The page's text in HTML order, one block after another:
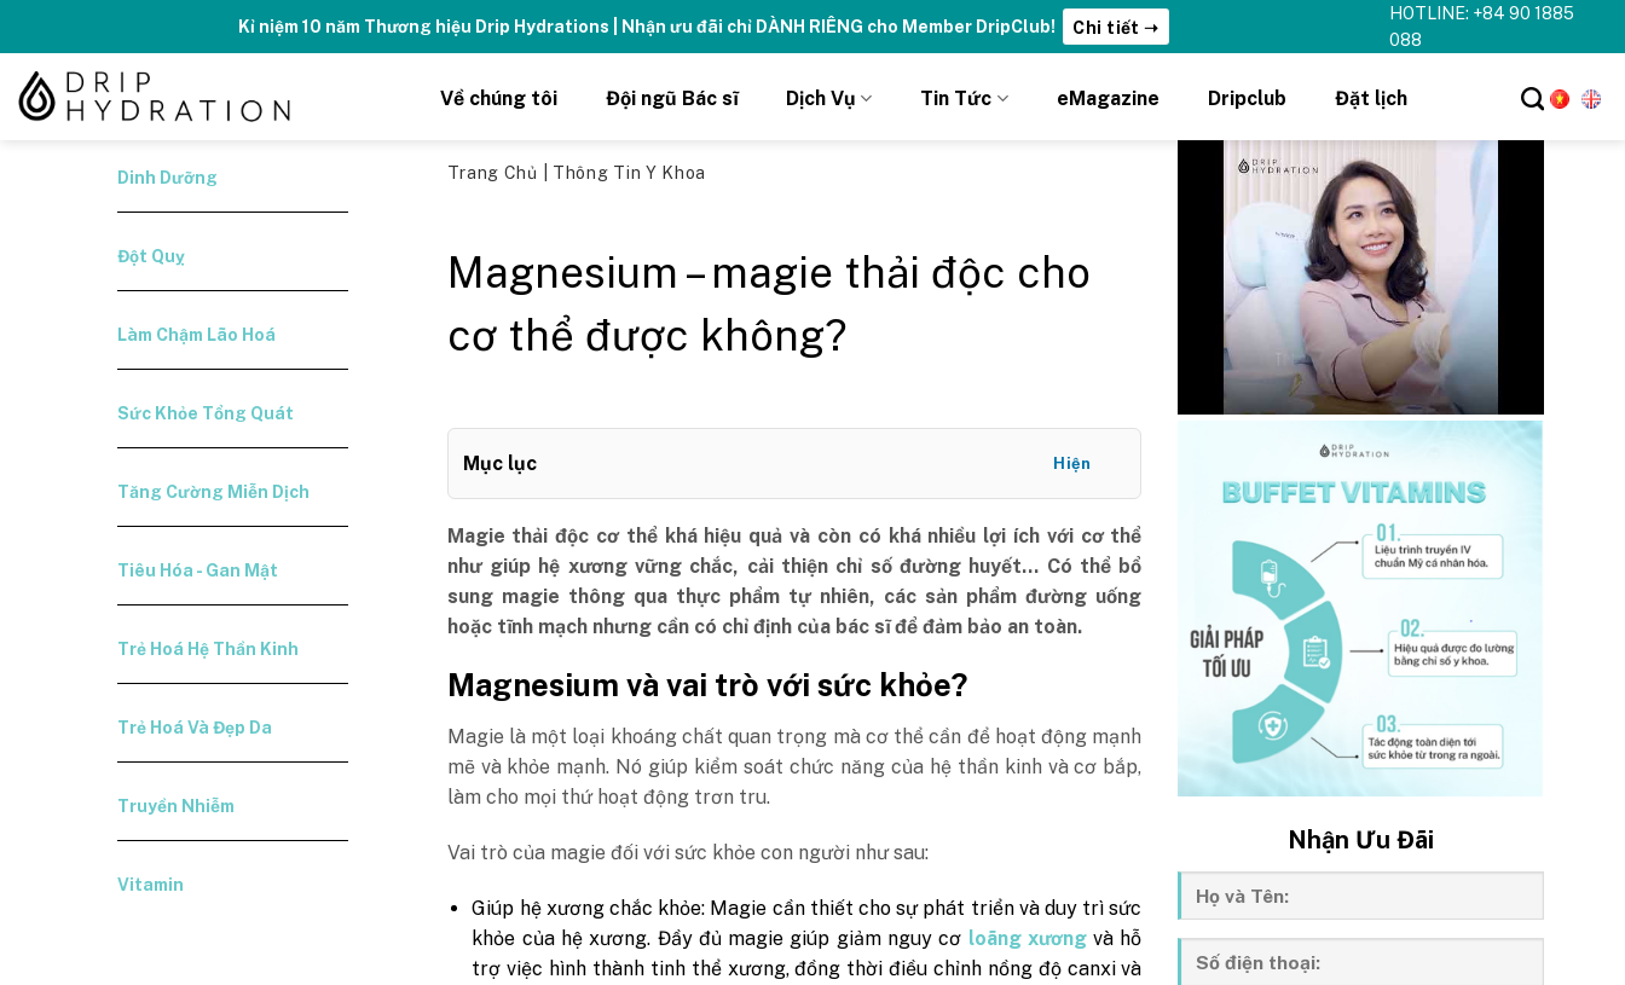
content
Kỉ niệm 10 năm Thương hiệu Drip Hydrations | Nhận ưu đãi chỉ DÀNH RIÊNG cho Member DripClub! Chi tiết ➝
HOTLINE: +84 90 1885
088
Về chúng tôi Đội ngũ Bác sĩ Dịch Vụ Tin Tức eMagazine Dripclub Đặt lịch
Dinh Dưỡng
Đột Quỵ
Làm Chậm Lão Hoá
Sức Khỏe Tổng Quát
Tăng Cường Miễn Dịch
Tiêu Hóa - Gan Mật
Trẻ Hoá Hệ Thần Kinh
Trẻ Hoá Và Đẹp Da
Truyền Nhiễm
Vitamin
Trang Chủ Thông Tin Y Khoa
Magnesium – magie thải độc cho
cơ thể được không?
Mục lục Hiện
Magie thải độc cơ thể khá hiệu quả và còn có khá nhiều lợi ích với cơ thể
như giúp hệ xương vững chắc, cải thiện chỉ số đường huyết… Có thể bổ
sung magie thông qua thực phẩm tự nhiên, các sản phẩm đường uống
hoặc tĩnh mạch nhưng cần có chỉ định của bác sĩ để đảm bảo an toàn.
Magnesium và vai trò với sức khỏe?
Magie là một loại khoáng chất quan trọng mà cơ thể cần để hoạt động mạnh
mẽ và khỏe mạnh. Nó giúp kiểm soát chức năng của hệ thần kinh và cơ bắp,
làm cho mọi thứ hoạt động trơn tru.
Vai trò của magie đối với sức khỏe con người như sau:
Giúp hệ xương chắc khỏe: Magie cần thiết cho sự phát triển và duy trì sức
khỏe của hệ xương. Đầy đủ magie giúp giảm nguy cơ loãng xươngvà hỗ
trợ việc hình thành tinh thể xương, đồng thời điều chỉnh nồng độ canxi và
Nhận Ưu Đãi